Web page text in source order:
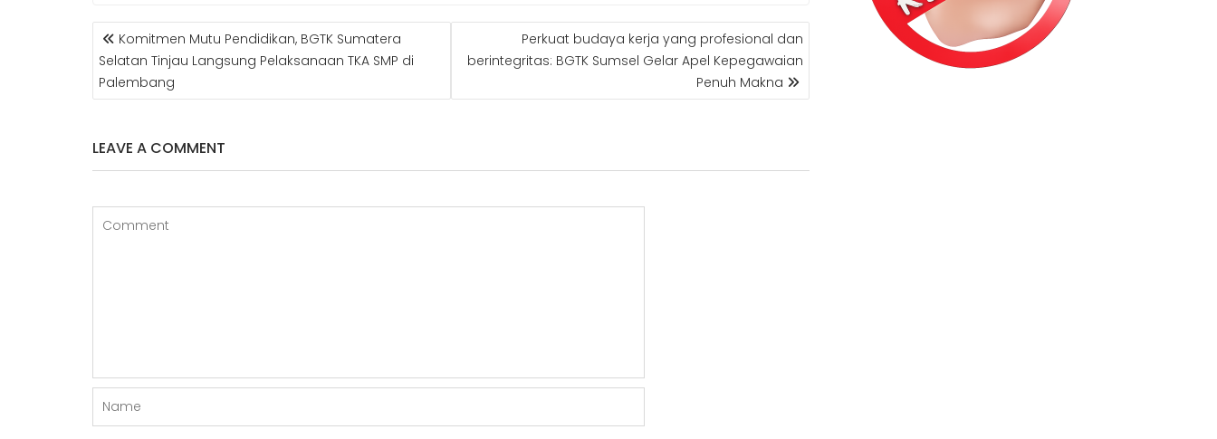
POST
NAVIGATION
Komitmen Mutu Pendidikan, BGTK Sumatera
Selatan Tinjau Langsung Pelaksanaan TKA SMP di
Palembang
Perkuat budaya kerja yang profesional dan
berintegritas: BGTK Sumsel Gelar Apel Kepegawaian
Penuh Makna
LEAVE A COMMENT